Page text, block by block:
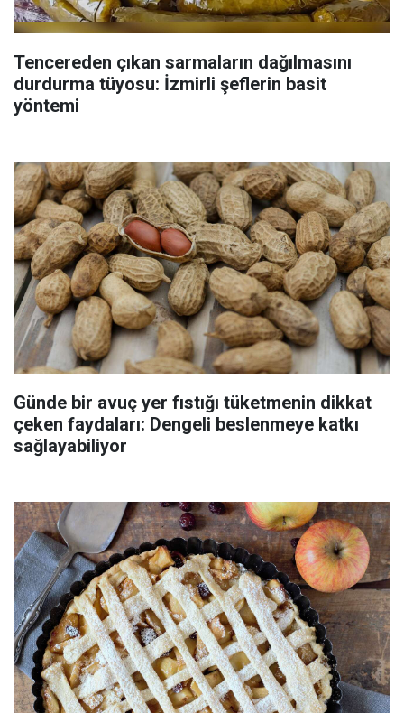
Tencereden çıkan sarmaların dağılmasını
durdurma tüyosu: İzmirli şeflerin basit
yöntemi
Günde bir avuç yer fıstığı tüketmenin dikkat
çeken faydaları: Dengeli beslenmeye katkı
sağlayabiliyor